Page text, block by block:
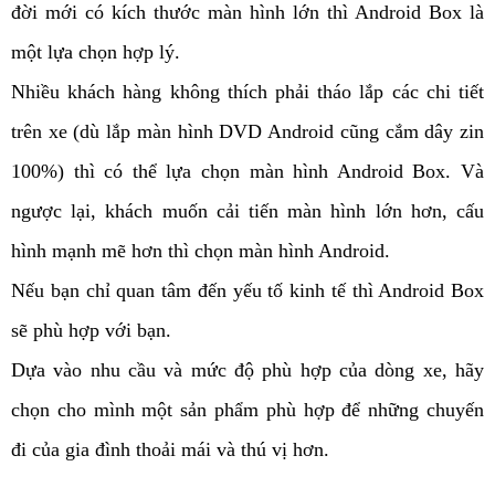
đời mới có kích thước màn hình lớn thì Android Box là
một lựa chọn hợp lý.
Nhiều khách hàng không thích phải tháo lắp các chi tiết
trên xe (dù lắp màn hình DVD Android cũng cắm dây zin
100%) thì có thể lựa chọn màn hình Android Box. Và
ngược lại, khách muốn cải tiến màn hình lớn hơn, cấu
hình mạnh mẽ hơn thì chọn màn hình Android.
Nếu bạn chỉ quan tâm đến yếu tố kinh tế thì Android Box
sẽ phù hợp với bạn.
Dựa vào nhu cầu và mức độ phù hợp của dòng xe, hãy
chọn cho mình một sản phẩm phù hợp để những chuyến
đi của gia đình thoải mái và thú vị hơn.